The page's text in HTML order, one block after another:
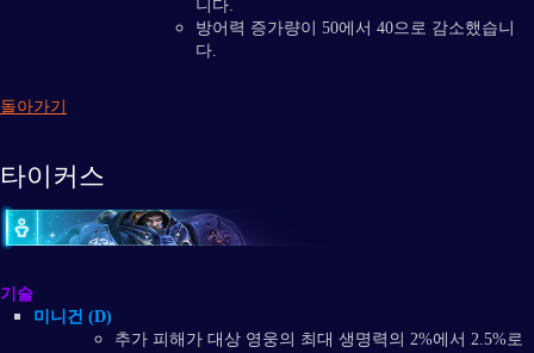
니다.
방어력 증가량이 50에서 40으로 감소했습니
다.
돌아가기
타이커스
기술
미니건 (D)
추가 피해가 대상 영웅의 최대 생명력의 2%에서 2.5%로